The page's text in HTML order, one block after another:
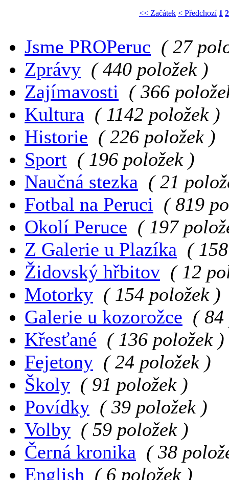
<< Začátek < Předchozí 1 2
Jsme PROPeruc ( 27
Zprávy ( 440 položek )
Zajímavosti ( 366
Kultura ( 1142 položek )
Historie ( 226 položek )
Sport ( 196 položek )
Naučná stezka ( 21
Fotbal na Peruci ( 819
Okolí Peruce ( 197
Z Galerie u Plazíka (
Židovský hřbitov ( 12
Motorky ( 154 položek )
Galerie u kozorožce ( 84
Křesťané ( 136 položek )
Fejetony ( 24 položek )
Školy ( 91 položek )
Povídky ( 39 položek )
Volby ( 59 položek )
Černá kronika ( 38
English ( 6 položek )